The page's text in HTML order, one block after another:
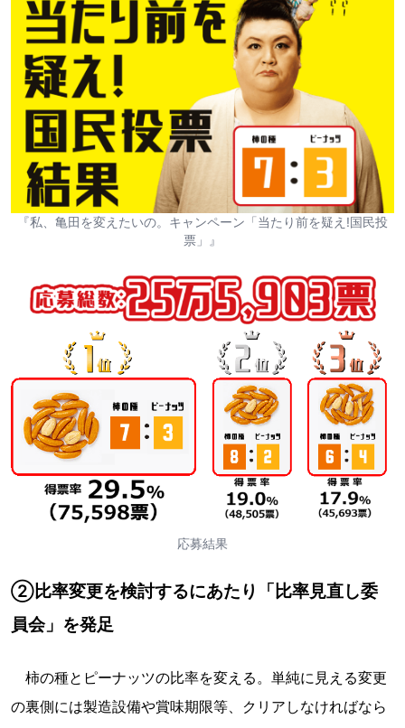
『私、亀田を変えたいの。キャンペーン「当たり前を疑え!国民投
票」』
応募結果
②比率変更を検討するにあたり「比率見直し委
員会」を発足
柿の種とピーナッツの比率を変える。単純に見える変更
の裏側には製造設備や賞味期限等、クリアしなければなら